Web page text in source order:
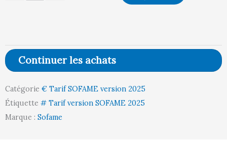
L1800
H585
Continuer les achats
Catégorie € Tarif SOFAME version 2025
Étiquette # Tarif version SOFAME 2025
Marque : Sofame